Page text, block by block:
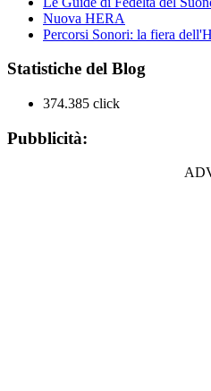
Nuova HERA
Percorsi Sonori: la fiera
Statistiche del Blog
374.385 click
Pubblicità: